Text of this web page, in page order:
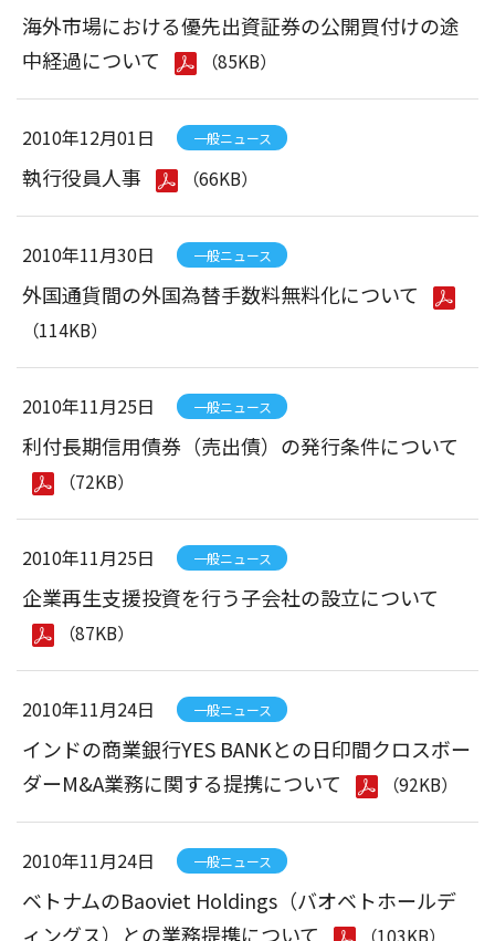
海外市場における優先出資証券の公開買付けの途
中経過について
（85KB）
2010年12月01日 一般ニュース
執行役員人事 （66KB）
2010年11月30日 一般ニュース
外国通貨間の外国為替手数料無料化について
（114KB）
2010年11月25日 一般ニュース
利付長期信用債券（売出債）の発行条件について
（72KB）
2010年11月25日 一般ニュース
企業再生支援投資を行う子会社の設立について
（87KB）
2010年11月24日 一般ニュース
インドの商業銀行YES BANKとの日印間クロスボー
ダーM&A業務に関する提携について
（92KB）
2010年11月24日 一般ニュース
ベトナムのBaoviet Holdings（バオベトホールデ
ィングス）との業務提携について
（103KB）